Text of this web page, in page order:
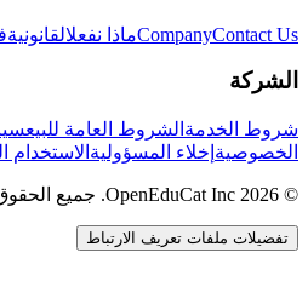
CompanyContact Us ماذا نفعلالقانونية
الشركة
شروط الخدمة الشروط العامة للبيع
الخصوصية إخلاء المسؤولية الاستخدام
© 2026 OpenEduCat Inc. جميع الحقوق محفوظة.
تفضيلات ملفات تعريف الارتباط